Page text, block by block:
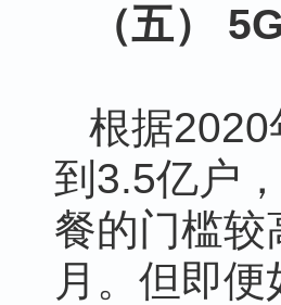
（五）
根据2020
到3.5亿户
餐的门槛较
月。但即